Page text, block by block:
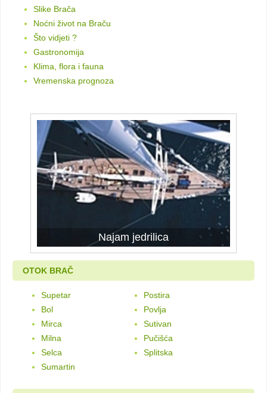
Slike Brača
Noćni život na Braču
Što vidjeti ?
Gastronomija
Klima, flora i fauna
Vremenska prognoza
Najam jedrilica
OTOK BRAČ
Supetar
Postira
Bol
Povlja
Mirca
Sutivan
Milna
Pučišća
Selca
Splitska
Sumartin